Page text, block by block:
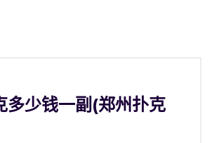
多少钱一副(郑州扑克